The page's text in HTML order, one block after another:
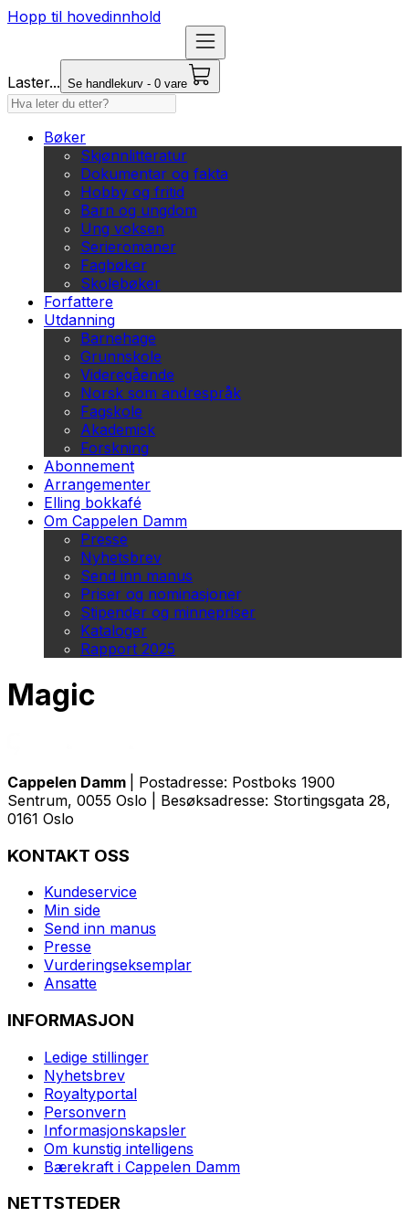
Hopp til hovedinnhold
Laster... Se handlekurv - 0 vare
Bøker
Skjønnlitteratur
Dokumentar og fakta
Hobby og fritid
Barn og ungdom
Ung voksen
Serieromaner
Fagbøker
Skolebøker
Forfattere
Utdanning
Barnehage
Grunnskole
Videregående
Norsk som andrespråk
Fagskole
Akademisk
Forskning
Abonnement
Arrangementer
Elling bokkafé
Om Cappelen Damm
Presse
Nyhetsbrev
Send inn manus
Priser og nominasjoner
Stipender og minnepriser
Kataloger
Rapport 2025
Magic
Cappelen Damm
| Postadresse: Postboks 1900
Sentrum, 0055 Oslo | Besøksadresse: Stortingsgata 28,
0161 Oslo
KONTAKT OSS
Kundeservice
Min side
Send inn manus
Presse
Vurderingseksemplar
Ansatte
INFORMASJON
Ledige stillinger
Nyhetsbrev
Royaltyportal
Personvern
Informasjonskapsler
Om kunstig intelligens
Bærekraft i Cappelen Damm
NETTSTEDER